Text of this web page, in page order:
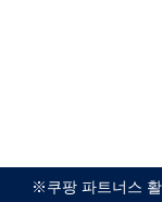
※쿠팡 파트너스